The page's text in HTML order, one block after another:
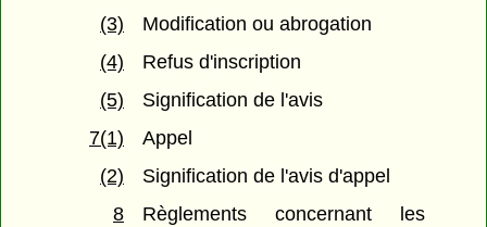
(3)
Modification ou abrogation
(4)
Refus d'inscription
(5)
Signification de l'avis
7(1)
Appel
(2)
Signification de l'avis d'appel
8
Règlements concernant les